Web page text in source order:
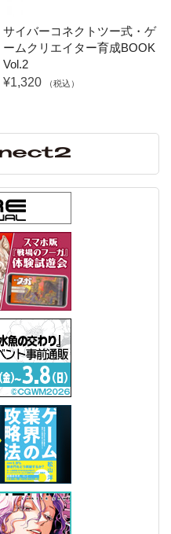
サイバーコネクトツー式・ゲ
ームクリエイター育成BOOK
Vol.2
¥1,320
（税込）